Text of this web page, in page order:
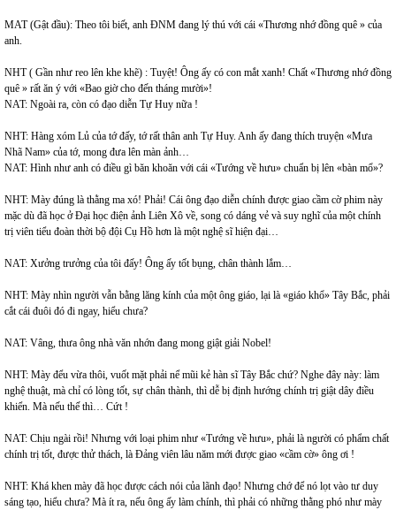
MAT (Gật đầu): Theo tôi biết, anh ĐNM đang lý thú với cái «Thương nhớ đồng quê » của
anh.
NHT ( Gần như reo lên khe khẽ) : Tuyệt! Ông ấy có con mắt xanh! Chất «Thương nhớ đồng
quê » rất ăn ý với «Bao giờ cho đến tháng mười»!
NAT: Ngoài ra, còn có đạo diễn Tự Huy nữa !
NHT: Hàng xóm Lủ của tớ đấy, tớ rất thân anh Tự Huy. Anh ấy đang thích truyện «Mưa
Nhã Nam» của tớ, mong đưa lên màn ảnh…
NAT: Hình như anh có điều gì băn khoăn với cái «Tướng về hưu» chuẩn bị lên «bàn mổ»?
NHT: Mày đúng là thằng ma xó! Phải! Cái ông đạo diễn chính được giao cầm cờ phim này
mặc dù đã học ở Đại học điện ảnh Liên Xô về, song có dáng vẻ và suy nghĩ của một chính
trị viên tiểu đoàn thời bộ đội Cụ Hồ hơn là một nghệ sĩ hiện đại…
NAT: Xưởng trưởng của tôi đấy! Ông ấy tốt bụng, chân thành lắm…
NHT: Mày nhìn người vẫn bằng lăng kính của một ông giáo, lại là «giáo khổ» Tây Bắc, phải
cắt cái đuôi đó đi ngay, hiểu chưa?
NAT: Vâng, thưa ông nhà văn nhớn đang mong giật giải Nobel!
NHT: Mày đểu vừa thôi, vuốt mặt phải nể mũi kẻ hàn sĩ Tây Bắc chứ? Nghe đây này: làm
nghệ thuật, mà chỉ có lòng tốt, sự chân thành, thì dễ bị định hướng chính trị giật dây điều
khiển. Mà nếu thế thì… Cứt !
NAT: Chịu ngài rồi! Nhưng với loại phim như «Tướng về hưu», phải là người có phẩm chất
chính trị tốt, được thử thách, là Đảng viên lâu năm mới được giao «cầm cờ» ông ơi !
NHT: Khá khen mày đã học được cách nói của lãnh đạo! Nhưng chớ để nó lọt vào tư duy
sáng tạo, hiểu chưa? Mà ít ra, nếu ông ấy làm chính, thì phải có những thằng phó như mày